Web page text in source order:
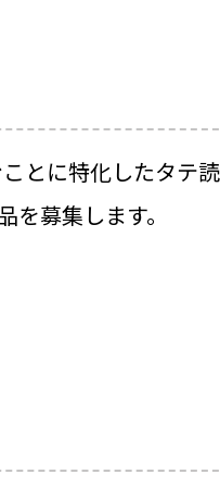
とに特化したタテ
募集します。